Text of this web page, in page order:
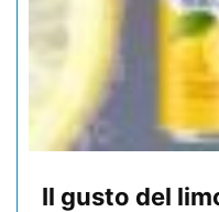
Il gusto del